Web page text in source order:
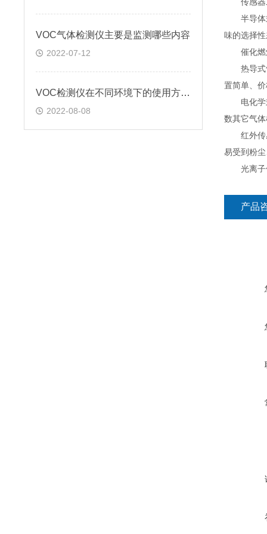
VOC气体检测仪主要是监测哪些内容
2022-07-12
VOC检测仪在不同环境下的使用方法?
2022-08-08
半导体式
味的选择
催化燃烧
热导式气
置简单、
电化学式
数其它气
红外传感
易受到粉
光离子传
产品